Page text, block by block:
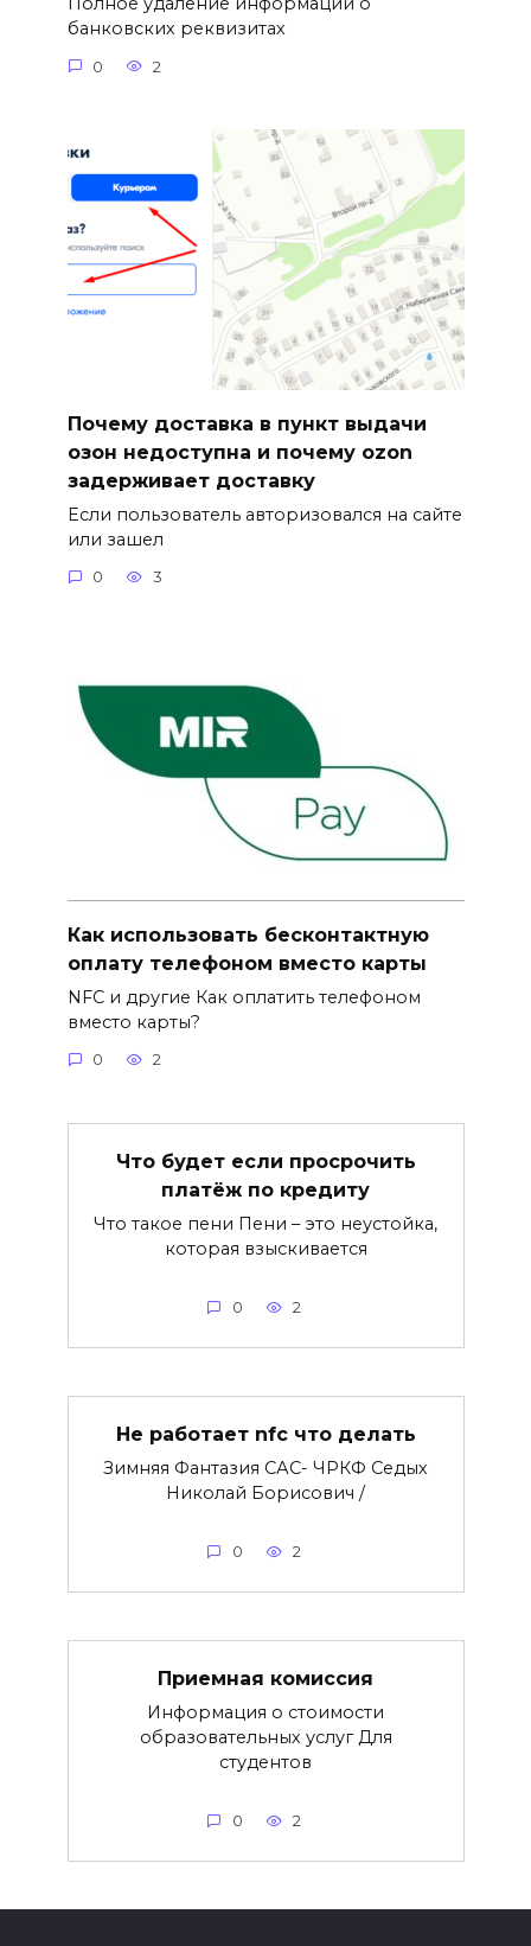
банковских реквизитах
0 2
Почему доставка в пункт выдачи
озон недоступна и почему ozon
задерживает доставку
Если пользователь авторизовался на сайте
или зашел
0 3
Как использовать бесконтактную
оплату телефоном вместо карты
NFC и другие Как оплатить телефоном
вместо карты?
0 2
Что будет если просрочить
платёж по кредиту
Что такое пени Пени – это неустойка,
которая взыскивается
0 2
Не работает nfc что делать
Зимняя Фантазия САС- ЧРКФ Седых
Николай Борисович /
0 2
Приемная комиссия
Информация о стоимости
образовательных услуг Для
студентов
0 2